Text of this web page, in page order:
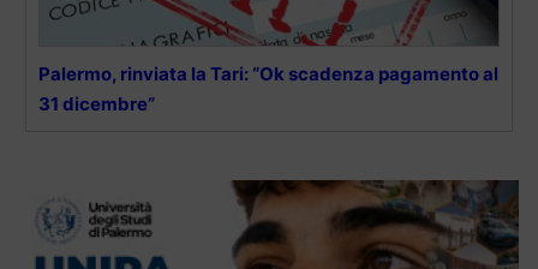
Palermo, rinviata la Tari: “Ok scadenza pagamento al
31 dicembre”